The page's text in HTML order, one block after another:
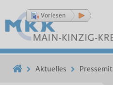
Vorlesen
Aktuelles